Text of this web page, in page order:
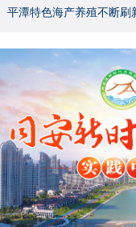
平潭特色海产养殖不断刷